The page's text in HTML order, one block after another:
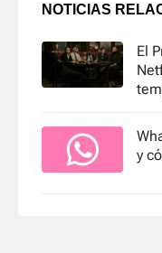
NOTICIAS
El
y